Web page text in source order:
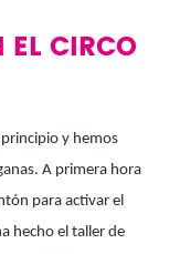
CIRCO
y hemos
A primera hora
para activar el
hecho el taller de